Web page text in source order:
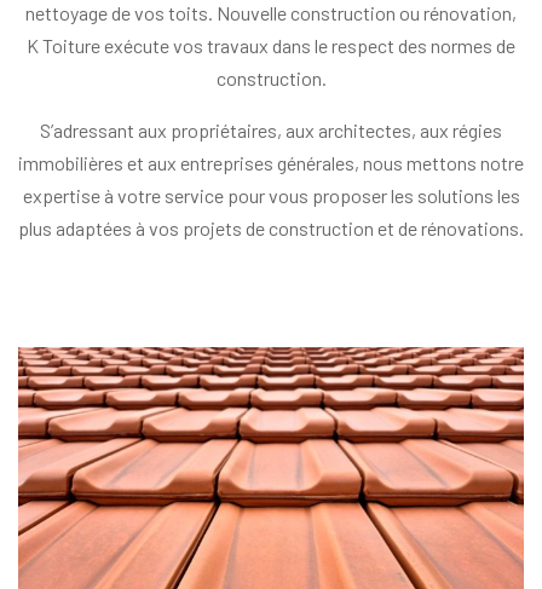
nettoyage de vos toits. Nouvelle construction ou rénovation,
K Toiture exécute vos travaux dans le respect des normes de
construction.
S’adressant aux propriétaires, aux architectes, aux régies
immobilières et aux entreprises générales, nous mettons notre
expertise à votre service pour vous proposer les solutions les
plus adaptées à vos projets de construction et de rénovations.